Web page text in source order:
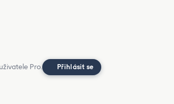
Pro. Přihlásit se